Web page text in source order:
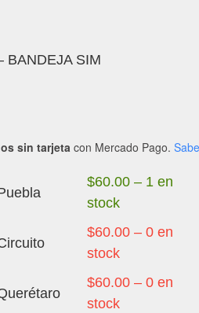
BANDEJA SIM
sin tarjeta con Mercado Pago.
$60.00– 1 en
stock
$60.00– 0 en
stock
$60.00– 0 en
stock